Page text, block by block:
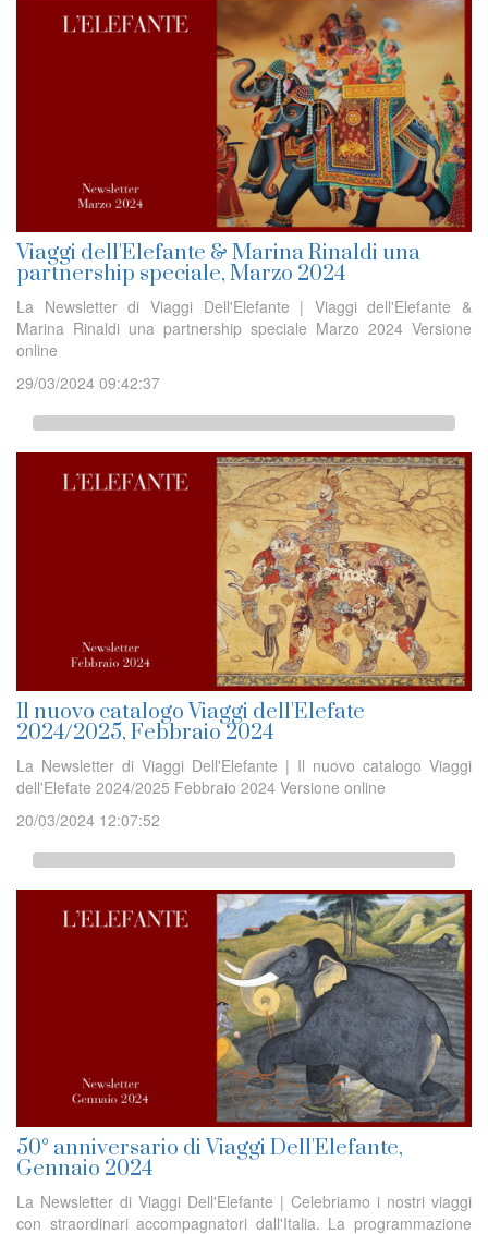
Viaggi dell'Elefante & Marina Rinaldi una
partnership speciale, Marzo 2024
La Newsletter di Viaggi Dell'Elefante | Viaggi dell'Elefante &
Marina Rinaldi una partnership speciale Marzo 2024 Versione
online
29/03/2024 09:42:37
Il nuovo catalogo Viaggi dell'Elefate
2024/2025, Febbraio 2024
La Newsletter di Viaggi Dell'Elefante | Il nuovo catalogo Viaggi
dell'Elefate 2024/2025 Febbraio 2024 Versione online
20/03/2024 12:07:52
50° anniversario di Viaggi Dell'Elefante,
Gennaio 2024
La Newsletter di Viaggi Dell'Elefante | Celebriamo i nostri viaggi
con straordinari accompagnatori dall'Italia. La programmazione